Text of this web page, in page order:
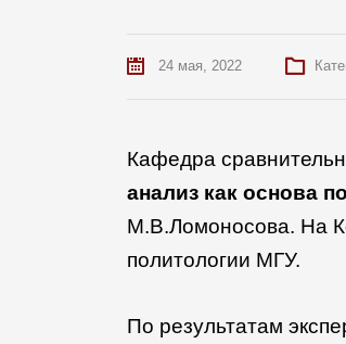
24 мая, 2022
Кафедра
анализ как основа
М.В.Ломоносова. На
политологии МГУ.
По результатам